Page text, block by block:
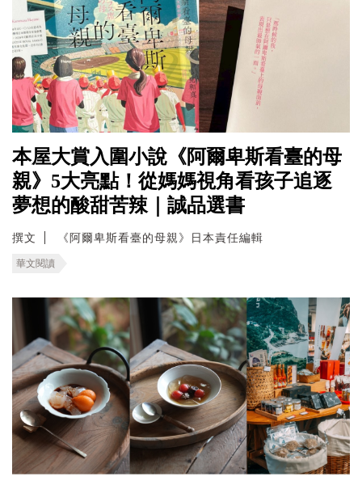
本屋大賞入圍小說《阿爾卑斯看臺的母
親》5大亮點！從媽媽視角看孩子追逐
夢想的酸甜苦辣｜誠品選書
撰文 《阿爾卑斯看臺的母親》日本責任編輯
華文閱讀